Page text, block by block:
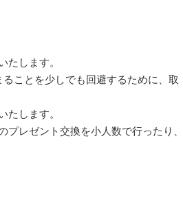
たします。
ことを少しでも回避するために、取
たします。
レゼント交換を小人数で行ったり、